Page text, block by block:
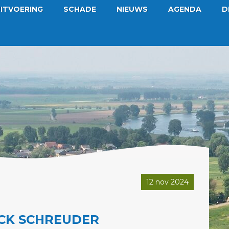
SCHADE NIEUWS AGENDA
SCHREUDER
12 nov 2024